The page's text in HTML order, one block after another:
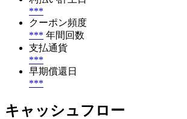
***
クーポン頻度
*** 年間回数
支払通貨
***
早期償還日
***
キャッシュフロー